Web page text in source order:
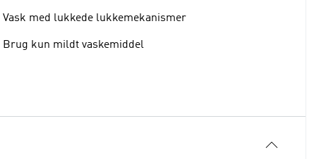
Vask med lukkede lukkemekanismer
Brug kun mildt vaskemiddel